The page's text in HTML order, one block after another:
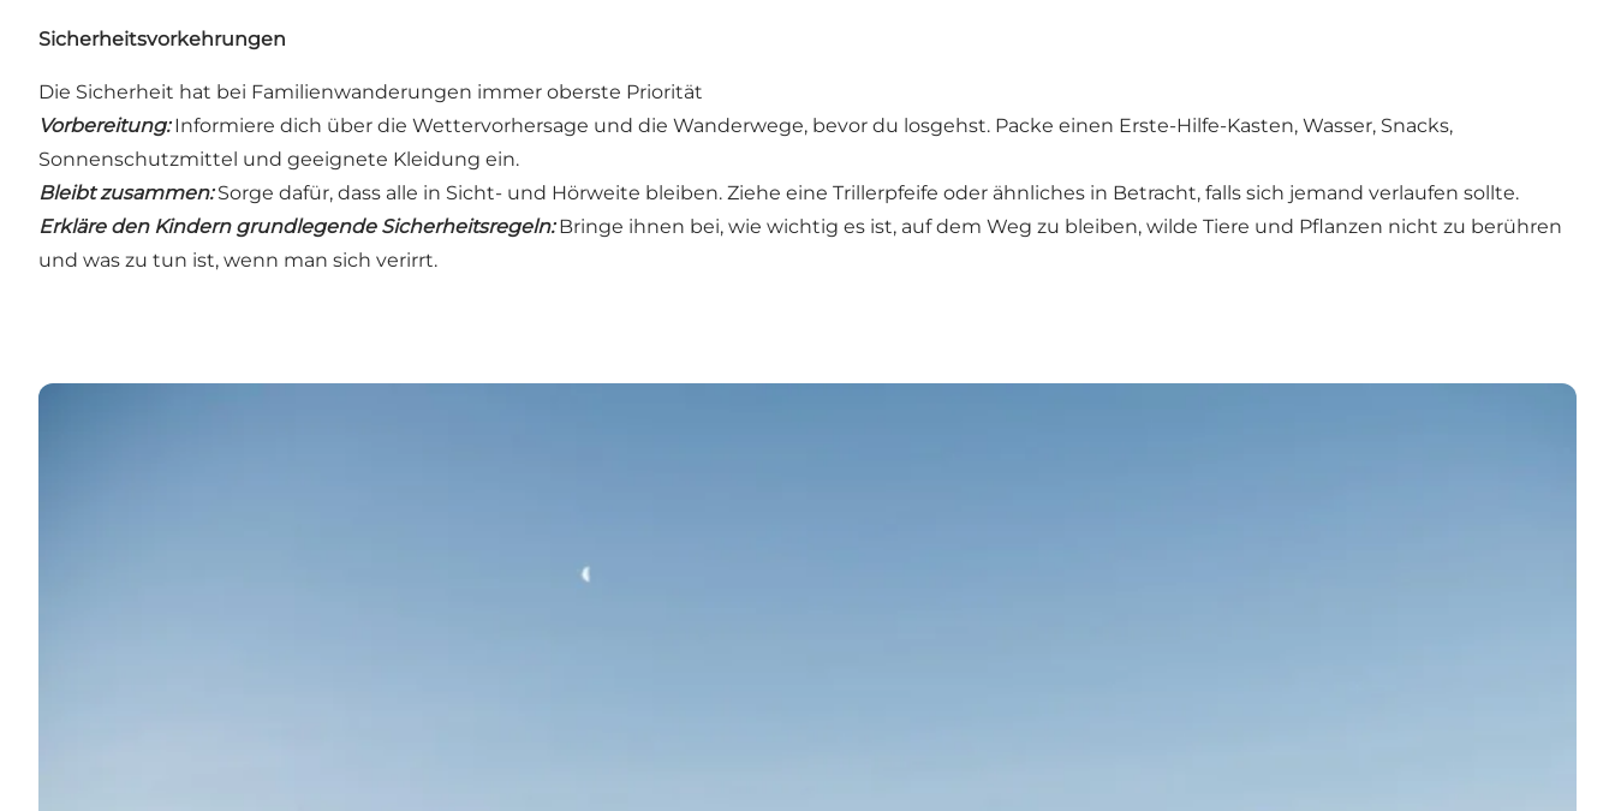
Sicherheitsvorkehrungen
Die Sicherheit hat bei Familienwanderungen immer oberste Priorität
Vorbereitung:Informiere dich über die Wettervorhersage und die Wanderwege, bevor du losgehst. Packe einen Erste-Hilfe-Kasten, Wasser, Snacks,
Sonnenschutzmittel und geeignete Kleidung ein.
Bleibt zusammen:Sorge dafür, dass alle in Sicht- und Hörweite bleiben. Ziehe eine Trillerpfeife oder ähnliches in Betracht, falls sich jemand verlaufen sollte.
Erkläre den Kindern grundlegende Sicherheitsregeln:Bringe ihnen bei, wie wichtig es ist, auf dem Weg zu bleiben, wilde Tiere und Pflanzen nicht zu berühren
und was zu tun ist, wenn man sich verirrt.